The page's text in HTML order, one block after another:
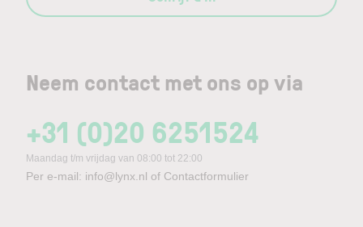
Neem contact met ons op via
+31 (0)20 6251524
Maandag t/m vrijdag van 08:00 tot 22:00
Per e-mail: info@lynx.nl of Contactformulier